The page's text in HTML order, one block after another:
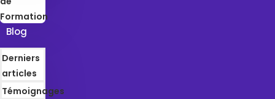
Formation
Blog
Derniers
articles
Témoignages